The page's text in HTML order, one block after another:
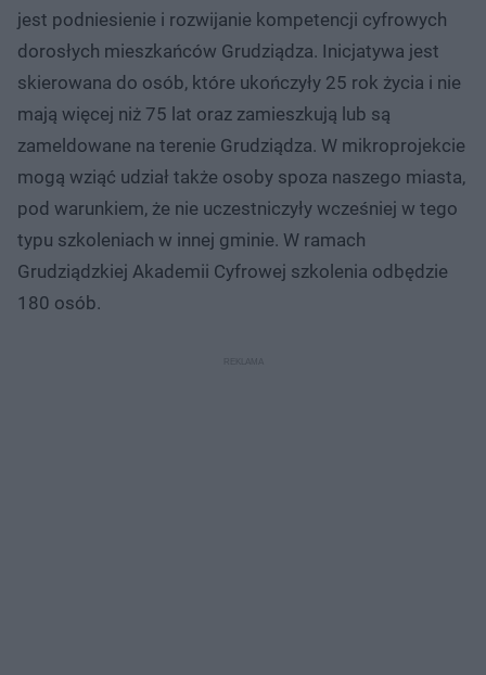
jest podniesienie i rozwijanie kompetencji cyfrowych
dorosłych mieszkańców Grudziądza. Inicjatywa jest
skierowana do osób, które ukończyły 25 rok życia i nie
mają więcej niż 75 lat oraz zamieszkują lub są
zameldowane na terenie Grudziądza. W mikroprojekcie
mogą wziąć udział także osoby spoza naszego miasta,
pod warunkiem, że nie uczestniczyły wcześniej w tego
typu szkoleniach w innej gminie. W ramach
Grudziądzkiej Akademii Cyfrowej szkolenia odbędzie
180 osób.